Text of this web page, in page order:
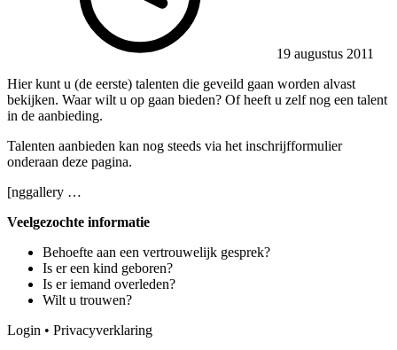
19 augustus 2011
Hier kunt u (de eerste) talenten die geveild gaan worden alvast
bekijken. Waar wilt u op gaan bieden? Of heeft u zelf nog een talent
in de aanbieding.
Talenten aanbieden kan nog steeds via het inschrijfformulier
onderaan deze pagina.
[nggallery …
Veelgezochte informatie
Behoefte aan een vertrouwelijk gesprek?
Is er een kind geboren?
Is er iemand overleden?
Wilt u trouwen?
Login • Privacyverklaring